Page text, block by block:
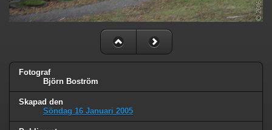
Fotograf
Björn Boström
Skapad den
Söndag 16 Januari 2005